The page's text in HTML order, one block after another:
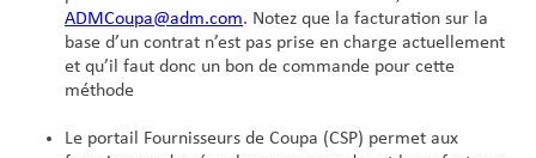
ADMCoupa@adm.com. Notez que la facturation sur la
base d’un contrat n’est pas prise en charge actuellement
et qu’il faut donc un bon de commande pour cette
méthode
Le portail Fournisseurs de Coupa (CSP) permet aux